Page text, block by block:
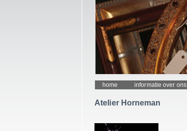
home informatie over ons
Atelier Horneman